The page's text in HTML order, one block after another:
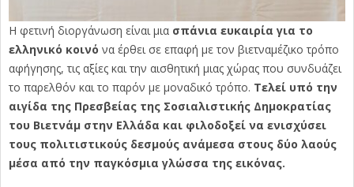
Η φετινή διοργάνωση είναι μια σπάνια ευκαιρία για το
ελληνικό κοινό να έρθει σε επαφή με τον βιετναμέζικο τρόπο
αφήγησης, τις αξίες και την αισθητική μιας χώρας που συνδυάζει
το παρελθόν και το παρόν με μοναδικό τρόπο. Τελεί υπό την
αιγίδα της Πρεσβείας της Σοσιαλιστικής Δημοκρατίας
του Βιετνάμ στην Ελλάδα και φιλοδοξεί να ενισχύσει
τους πολιτιστικούς δεσμούς ανάμεσα στους δύο λαούς
μέσα από την παγκόσμια γλώσσα της εικόνας.